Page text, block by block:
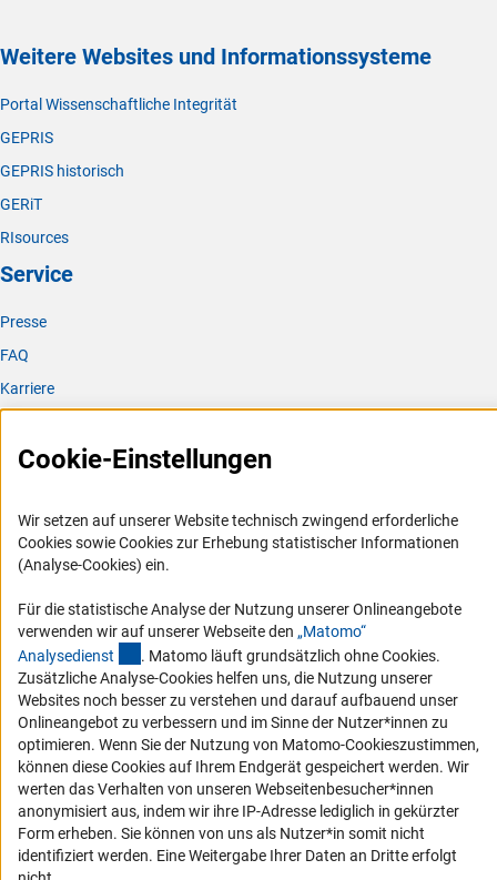
Weitere Websites und Informationssysteme
Portal Wissenschaftliche Integrität
GEPRIS
GEPRIS historisch
GERiT
RIsources
Service
Presse
FAQ
Karriere
RSS-Feeds
Vergabeverfahren
Barrierefreiheit
Service und Informationen für Menschen mit Behinderungen
Erklärung zur Barrierefreiheit
Barriere melden
DFG-aktuell
Erhalten Sie Neuigkeiten aus der DFG direkt in Ihr Mailpostfach oder
schauen Sie sich die Ausgaben online an.
Zum Newsletter
Cookie-Einstellungen
Wir setzen auf unserer Website technisch zwingend erforderliche
Cookies sowie Cookies zur Erhebung statistischer Informationen
(Analyse-Cookies) ein.
Für die statistische Analyse der Nutzung unserer Onlineangebote
verwenden wir auf unserer Webseite den „Matomo“
Analysedienst (externer Link)
. Matomo läuft grundsätzlich ohne Cookies.
Zusätzliche Analyse-Cookies helfen uns, die Nutzung unserer
Websites noch besser zu verstehen und darauf aufbauend unser
Onlineangebot zu verbessern und im Sinne der Nutzer*innen zu
optimieren. Wenn Sie der Nutzung von Matomo-Cookieszustimmen,
können diese Cookies auf Ihrem Endgerät gespeichert werden. Wir
werten das Verhalten von unseren Webseitenbesucher*innen
anonymisiert aus, indem wir ihre IP-Adresse lediglich in gekürzter
Form erheben. Sie können von uns als Nutzer*in somit nicht
identifiziert werden. Eine Weitergabe Ihrer Daten an Dritte erfolgt